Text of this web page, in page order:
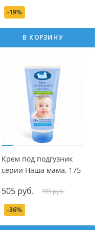
-19%
В КОРЗИНУ
Крем под подгузник
серии Наша мама, 175
505 руб. 789 руб.
-36%